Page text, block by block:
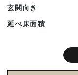
玄関向き
延べ床面積